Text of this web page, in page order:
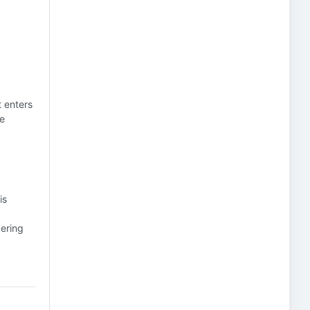
enters